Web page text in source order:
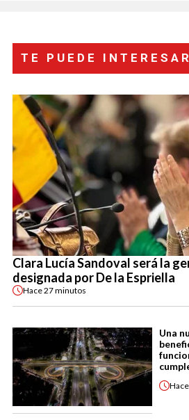
TE PUEDE INTERESAR
Clara Lucía Sandoval será la
designada por De la Espriella
Hace27 minutos
Una
Hace